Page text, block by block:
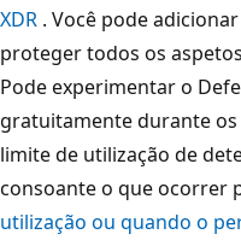
XDR . Você pode
proteger todos os
Pode experimentar o
gratuitamente durante
limite de utilização de
consoante o que ocorrer
utilização ou quando o